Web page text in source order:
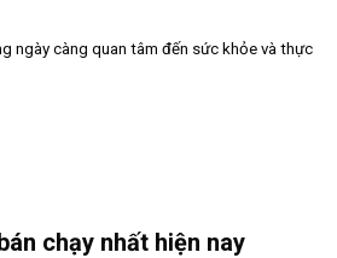
ngày càng quan tâm đến sức khỏe và thực
chạy nhất hiện nay